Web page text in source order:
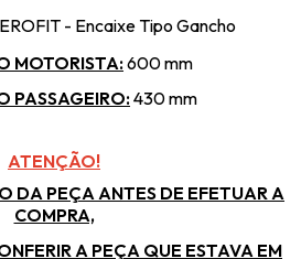
- Encaixe Tipo Gancho
MOTORISTA:600 mm
PASSAGEIRO:430 mm
ATENÇÃO!
DA PEÇA ANTES DE EFETUAR A
COMPRA,
A PEÇA QUE ESTAVA EM